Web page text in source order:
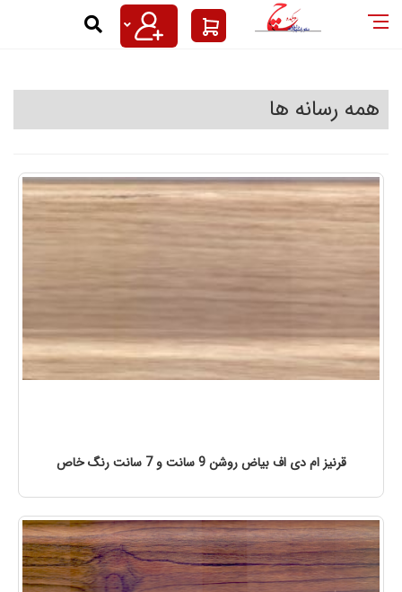
قرنیز ام دی اف AGE | دکوراسیون داخلی چوب کده
قرنیز ام دی اف AGE در تهران و ایران به صورت عمده 02133887082
همه رسانه ها
قرنیز ام دی اف بیاض روشن 9 سانت و 7 سانت رنگ خاص